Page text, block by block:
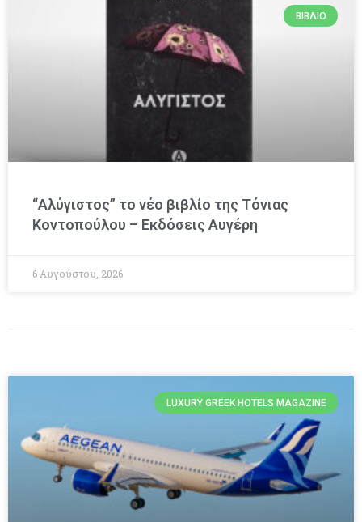
ΒΙΒΛΊΟ
“Αλύγιστος” το νέο βιβλίο της Τόνιας
Κοντοπούλου – Εκδόσεις Αυγέρη
6 Αυγούστου, 2026
LUXURY GREEK HOTELS MAGAZINE